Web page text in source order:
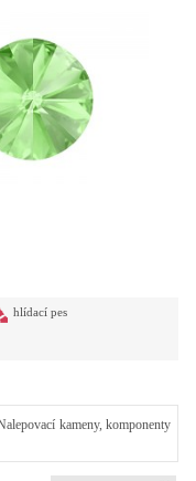
hlídací pes
kameny, komponenty